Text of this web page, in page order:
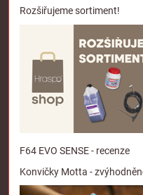
Rozšiřujeme sortiment!
F64 EVO SENSE - recenze
Konvičky Motta -